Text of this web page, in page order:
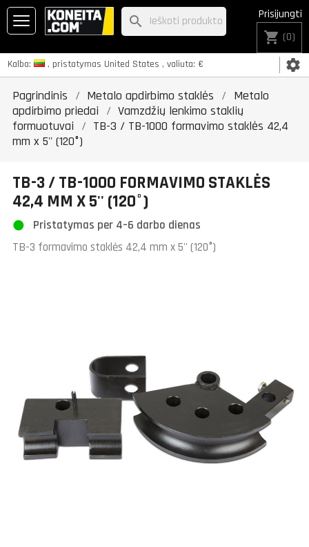
Kalba: , pristatymas United States , valiuta: € settings
Prisijungti
shopping_cart (0)
search
Pagrindinis Metalo apdirbimo staklės
Metalo
apdirbimo priedai
Vamzdžių lenkimo staklių
formuotuvai
TB-3 / TB-1000 formavimo staklės 42,4
mm x 5'' (120°)
TB-3 / TB-1000 FORMAVIMO STAKLĖS
42,4 MM X 5'' (120°)
Pristatymas per 4–6 darbo dienas
TB-3 formavimo staklės 42,4 mm x 5'' (120°)